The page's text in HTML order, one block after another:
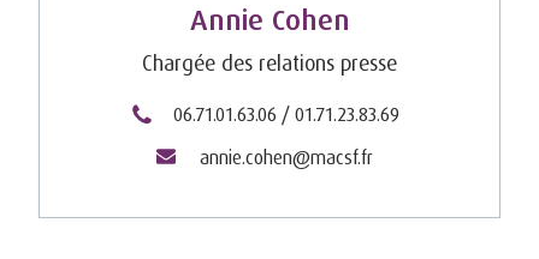
Annie Cohen
Chargée des relations presse
06.71.01.63.06 / 01.71.23.83.69
annie.cohen@macsf.fr